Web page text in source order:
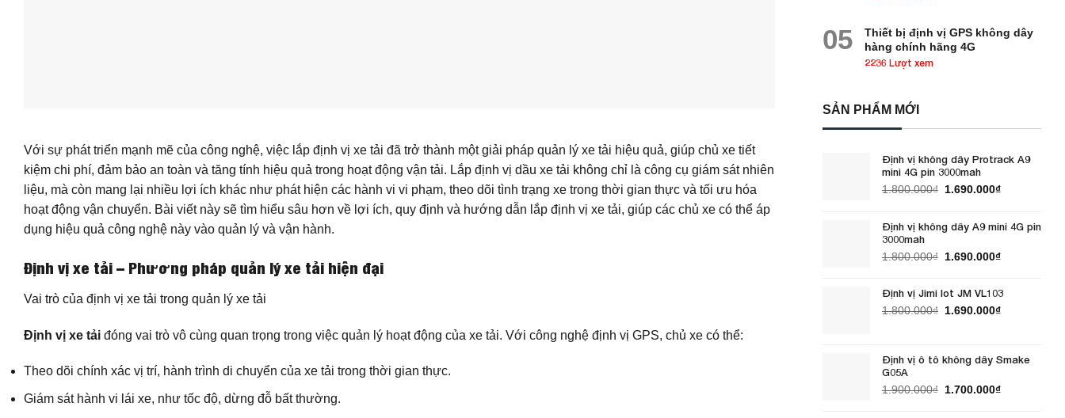
Với sự phát triển mạnh mẽ của công nghệ, việc lắp định vị xe tải đã trở thành một giải pháp quản lý xe tải hiệu quả, giúp chủ xe tiết
kiệm chi phí, đảm bảo an toàn và tăng tính hiệu quả trong hoạt động vận tải. Lắp định vị dầu xe tải không chỉ là công cụ giám sát nhiên
liệu, mà còn mang lại nhiều lợi ích khác như phát hiện các hành vi vi phạm, theo dõi tình trạng xe trong thời gian thực và tối ưu hóa
hoạt động vận chuyển. Bài viết này sẽ tìm hiểu sâu hơn về lợi ích, quy định và hướng dẫn lắp định vị xe tải, giúp các chủ xe có thể áp
dụng hiệu quả công nghệ này vào quản lý và vận hành.
Định vị xe tải – Phương pháp quản lý xe tải hiện đại
Vai trò của định vị xe tải trong quản lý xe tải
Định vị xe tải đóng vai trò vô cùng quan trọng trong việc quản lý hoạt động của xe tải. Với công nghệ định vị GPS, chủ xe có thể:
Theo dõi chính xác vị trí, hành trình di chuyển của xe tải trong thời gian thực.
Giám sát hành vi lái xe, như tốc độ, dừng đỗ bất thường.
05
Thiết bị định vị GPS không dây
hàng chính hãng 4G
2236 Lượt xem
SẢN PHẨM MỚI
Định vị không dây Protrack A9
mini 4G pin 3000mah
1.800.000₫ Giá
1.800.000₫.
1.690.000₫Giá
là:
Định vị không dây A9 mini 4G pin
3000mah
1.800.000₫ Giá
1.800.000₫.
1.690.000₫Giá
là:
1.690.000₫.
Định vị Jimi Iot JM VL103
1.800.000₫ Giá
1.690.000₫Giá
1.690.000₫.
Định vị ô tô không dây Smake
G05A
1.900.000₫ Giá
1.700.000₫Giá